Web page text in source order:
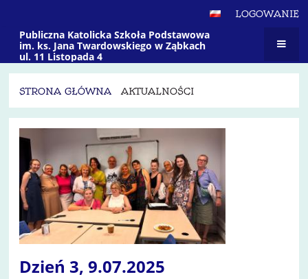
LOGOWANIE
Publiczna Katolicka Szkoła Podstawowa
im. ks. Jana Twardowskiego w Ząbkach
ul. 11 Listopada 4
STRONA GŁÓWNA AKTUALNOŚCI
Aktualności
Dzień 3, 9.07.2025